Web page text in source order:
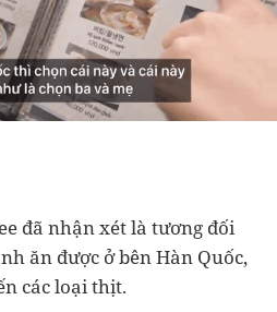
đã nhận xét là tương đối
ăn được ở bên Hàn Quốc,
các loại thịt.